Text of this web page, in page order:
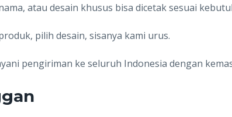
atau desain khusus bisa dicetak sesuai
pilih desain, sisanya kami urus.
pengiriman ke seluruh Indonesia dengan